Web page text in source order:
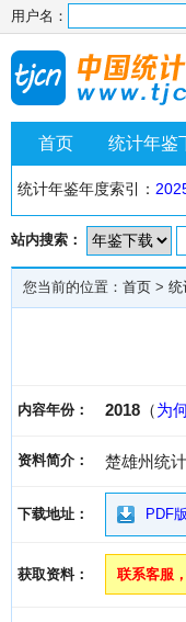
用户名：
首页 统计年鉴
统计年鉴年度索引：
站内搜索：
您当前的位置： 首页 > 统
内容年份： 2018 （为
资料简介： 楚雄州统
下载地址： PDF版
获取资料： 联系客服